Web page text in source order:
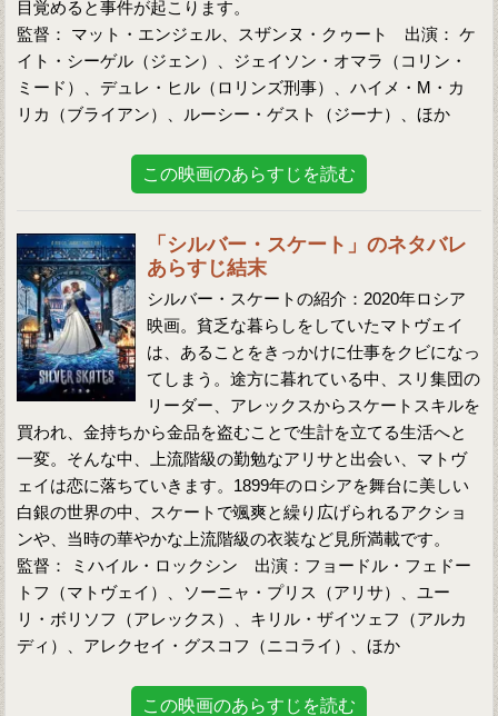
目覚めると事件が起こります。
監督： マット・エンジェル、スザンヌ・クゥート 出演： ケ
イト・シーゲル（ジェン）、ジェイソン・オマラ（コリン・
ミード）、デュレ・ヒル（ロリンズ刑事）、ハイメ・M・カ
リカ（ブライアン）、ルーシー・ゲスト（ジーナ）、ほか
この映画のあらすじを読む
「シルバー・スケート」のネタバレ
あらすじ結末
シルバー・スケートの紹介：2020年ロシア
映画。貧乏な暮らしをしていたマトヴェイ
は、あることをきっかけに仕事をクビになっ
てしまう。途方に暮れている中、スリ集団の
リーダー、アレックスからスケートスキルを
買われ、金持ちから金品を盗むことで生計を立てる生活へと
一変。そんな中、上流階級の勤勉なアリサと出会い、マトヴ
ェイは恋に落ちていきます。1899年のロシアを舞台に美しい
白銀の世界の中、スケートで颯爽と繰り広げられるアクショ
ンや、当時の華やかな上流階級の衣装など見所満載です。
監督： ミハイル・ロックシン 出演：フョードル・フェドー
トフ（マトヴェイ）、ソーニャ・プリス（アリサ）、ユー
リ・ボリソフ（アレックス）、キリル・ザイツェフ（アルカ
ディ）、アレクセイ・グスコフ（ニコライ）、ほか
この映画のあらすじを読む